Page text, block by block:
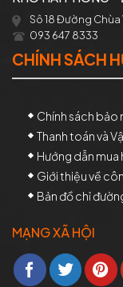
Sô 18 Đường Chùa
093 647 8333
CHÍNH SÁCH
Chính sách bảo
Thanh toán và
Hướng dẫn mua
Giới thiệu về
Bản đồ chỉ
MẠNG XÃ HỘI